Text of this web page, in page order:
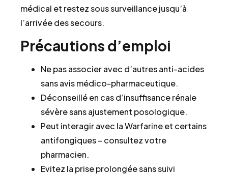
médical et restez sous surveillance jusqu’à
l’arrivée des secours.
Précautions d’emploi
Ne pas associer avec d’autres anti-acides
sans avis médico-pharmaceutique.
Déconseillé en cas d’insuffisance rénale
sévère sans ajustement posologique.
Peut interagir avec la Warfarine et certains
antifongiques – consultez votre
pharmacien.
Evitez la prise prolongée sans suivi